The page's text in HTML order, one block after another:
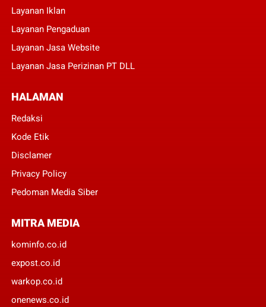
Layanan Iklan
Layanan Pengaduan
Layanan Jasa Website
Layanan Jasa Perizinan PT DLL
HALAMAN
Redaksi
Kode Etik
Disclamer
Privacy Policy
Pedoman Media Siber
MITRA MEDIA
kominfo.co.id
expost.co.id
warkop.co.id
onenews.co.id